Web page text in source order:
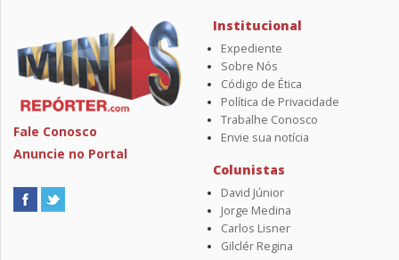
Fale Conosco
Anuncie no Portal
Institucional
Expediente
Sobre Nós
Código de Ética
Política de Privacidade
Trabalhe Conosco
Envie sua notícia
Colunistas
David Júnior
Jorge Medina
Carlos Lisner
Gilclér Regina